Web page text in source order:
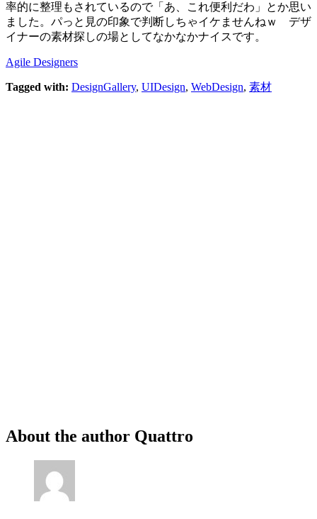
率的に整理もされているので「あ、これ便利だわ」とか思い
ました。パっと見の印象で判断しちゃイケませんねｗ デザ
イナーの素材探しの場としてなかなかナイスです。
Agile Designers
Tagged with: DesignGallery, UIDesign, WebDesign, 素材
About the author Quattro